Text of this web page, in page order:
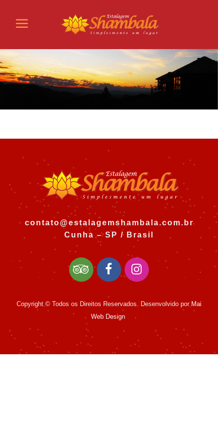
contato@estalagemshambala.com.br
Cunha – SP / Brasil
Copyright © Todos os Direitos Reservados. Desenvolvido por Mai
Web Design